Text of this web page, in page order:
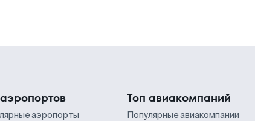
аэропорты
Топ авиакомпаний
Популярные авиакомпании